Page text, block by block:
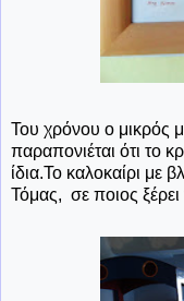
Του χρόνου ο μικρός
παραπονιέται ότι το
ίδια.Το καλοκαίρι με
Τόμας, σε ποιος ξέρει